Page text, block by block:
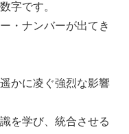
字です。
・ナンバーが出てき
かに凌ぐ強烈な影響
を学び、統合させる